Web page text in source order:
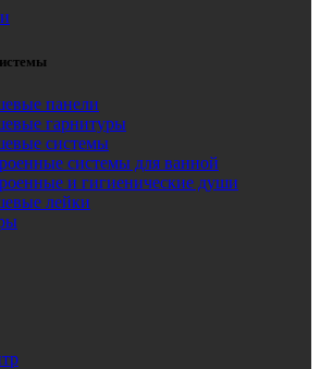
панели
гарнитуры
системы
системы для ванной
и гигиенические души
лейки